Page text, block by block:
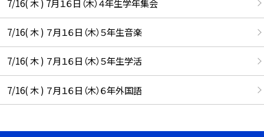
7/16( 木 ) 7月１６日（木）４年生学年集会
7/16( 木 ) ７月１６日（木）５年生音楽
7/16( 木 ) ７月１６日（木）５年生学活
7/16( 木 ) ７月１６日（木）６年外国語